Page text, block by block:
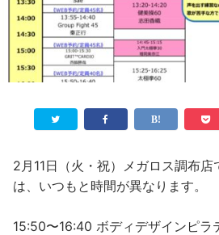
2月11日（火・祝）メガロス調布
は、いつもと時間が異なります。
15:50〜16:40 ボディデザインピラ